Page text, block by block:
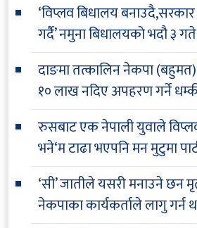
‘विप्लव बिधालय बनाउदै,सरकार
गर्दै’ नमुना बिधालयको भदौ ३
दाङमा तत्कालिन नेकपा
१० लाख नदिए अपहरण गर्ने
रुसबाट एक नेपाली युवाले
भने‘म टाढा भएपनि मन मुटुमा
‘सी’ जातीले यसरी मनाउने छन
नेकपाका कार्यकर्ताले लागु गर्न